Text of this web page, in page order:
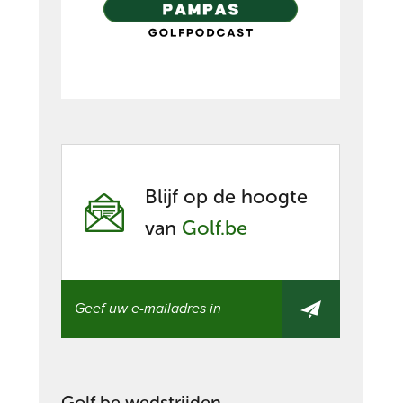
Blijf op de hoogte
van Golf.be